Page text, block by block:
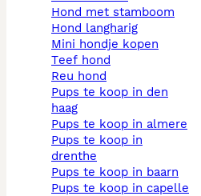
hond met stamboom
hond langharig
mini hondje kopen
teef hond
reu hond
pups te koop in den
haag
pups te koop in almere
pups te koop in
drenthe
pups te koop in baarn
pups te koop in capelle